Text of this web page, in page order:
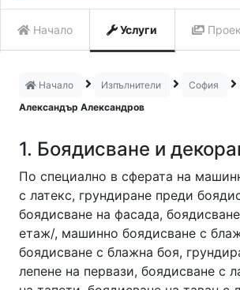
Начало Услуги
Начало Изпълнители
София
Александър Александров
1. Боядисване и
По специално в сферата на
с латекс, грундиране преди
боядисване на фасада,
етаж/, машинно боядисване с
боядисване с блажна боя,
лепене на первази, боядисване с